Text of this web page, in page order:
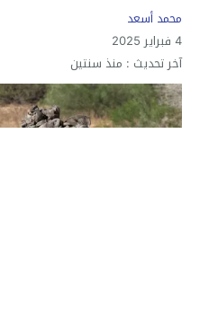
محمد أسعد
4 فبراير 2025
آخر تحديث : منذ سنتين